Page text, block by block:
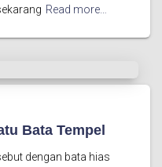
Read more…
Bata Tempel
dengan bata hias